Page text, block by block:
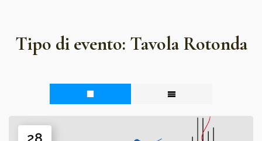
Tipo di evento: Tavola Rotonda
28